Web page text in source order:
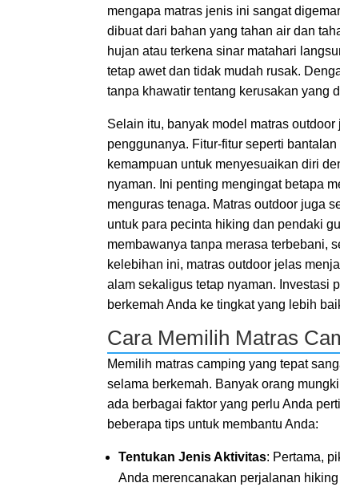
mengapa matras jenis ini sangat
dibuat dari bahan yang tahan air dan
hujan atau terkena sinar matahari
tetap awet dan tidak mudah rusak.
tanpa khawatir tentang kerusakan yang
Selain itu, banyak model matras
penggunanya. Fitur-fitur seperti
kemampuan untuk menyesuaikan diri
nyaman. Ini penting mengingat betapa
menguras tenaga. Matras outdoor juga
untuk para pecinta hiking dan pendaki
membawanya tanpa merasa terbebani,
kelebihan ini, matras outdoor jelas
alam sekaligus tetap nyaman. Investasi
berkemah Anda ke tingkat yang lebih
Cara Memilih Matras
Memilih matras camping yang tepat
selama berkemah. Banyak orang
ada berbagai faktor yang perlu Anda
beberapa tips untuk membantu Anda:
Tentukan Jenis Aktivitas: Pertama,
Anda merencanakan perjalanan